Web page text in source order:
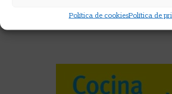
Política de cookiesPolítica de